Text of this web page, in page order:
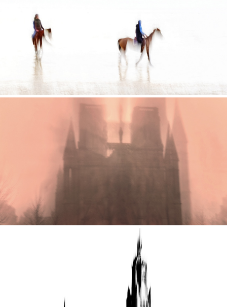
EXPOSITION PONTORSON 2024
2024
EXPOSITION CAROLLES DU 30 MARS AU 01 AVRIL
2024
EXPOSITION "MOUVEMENTS CRÉATIFS"